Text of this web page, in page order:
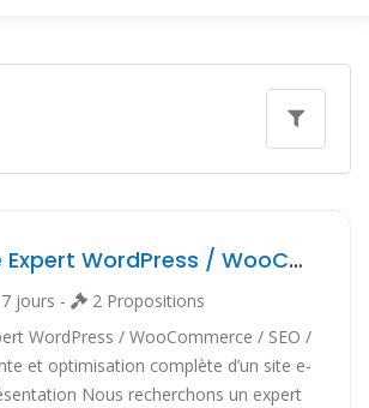
Recherche Expert WordPress / WooCommerce / SEO / IA / UX – Refonte et optimisation
jours -
2 Propositions
WordPress / WooCommerce / SEO /
et optimisation complète d’un site e-
Nous recherchons un expert